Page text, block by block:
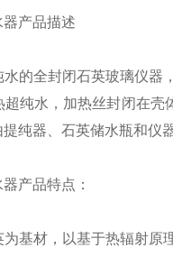
产品描述
全封闭石英玻璃仪器
纯水，加热丝封闭在
纯器、石英储水瓶和仪
产品特点：
材，以基于热辐射原